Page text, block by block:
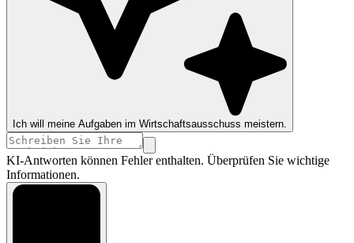
Ich will meine Aufgaben im Wirtschaftsausschuss meistern.
KI-Antworten können Fehler enthalten. Überprüfen Sie wichtige
Informationen.